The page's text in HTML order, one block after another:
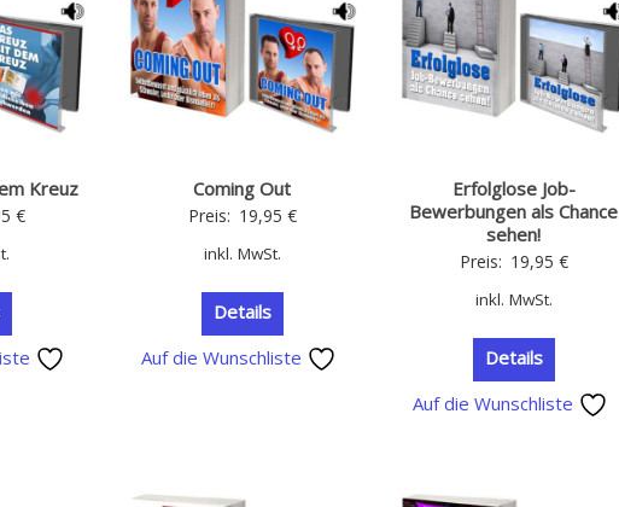
Kreuz
€
Coming Out
Preis: 19,95 €
inkl. MwSt.
Details
Auf die Wunschliste
Erfolglose Job-
Bewerbungen als Chance
sehen!
Preis: 19,95 €
inkl. MwSt.
Details
Auf die Wunschliste